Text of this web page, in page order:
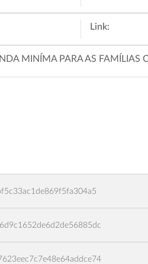
Link:
MINÍMA PARA AS FAMÍLIAS